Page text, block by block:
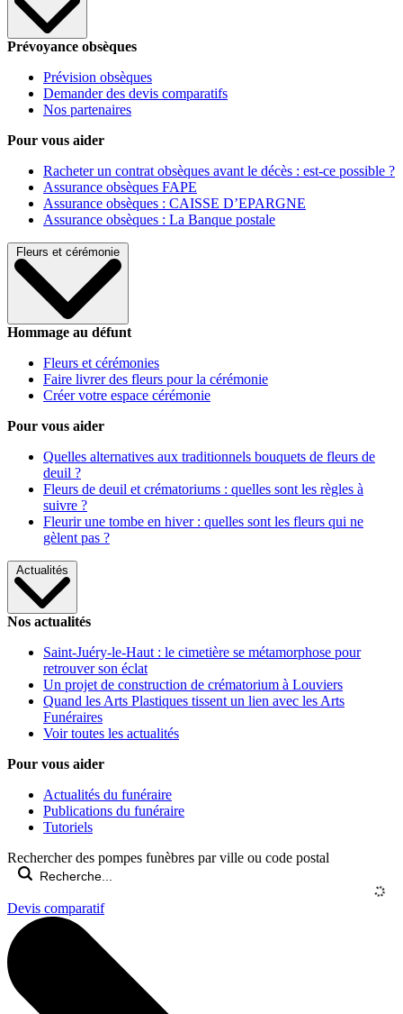
Prévoyance obsèques
Prévision obsèques
Demander des devis comparatifs
Nos partenaires
Pour vous aider
Racheter un contrat obsèques avant le décès : est-ce possible ?
Assurance obsèques FAPE
Assurance obsèques : CAISSE D’EPARGNE
Assurance obsèques : La Banque postale
Fleurs et cérémonie
Hommage au défunt
Fleurs et cérémonies
Faire livrer des fleurs pour la cérémonie
Créer votre espace cérémonie
Pour vous aider
Quelles alternatives aux traditionnels bouquets de fleurs de
deuil ?
Fleurs de deuil et crématoriums : quelles sont les règles à
suivre ?
Fleurir une tombe en hiver : quelles sont les fleurs qui ne
gèlent pas ?
Actualités
Nos actualités
Saint-Juéry-le-Haut : le cimetière se métamorphose pour
retrouver son éclat
Un projet de construction de crématorium à Louviers
Quand les Arts Plastiques tissent un lien avec les Arts
Funéraires
Voir toutes les actualités
Pour vous aider
Actualités du funéraire
Publications du funéraire
Tutoriels
Rechercher des pompes funèbres par ville ou code postal
Devis comparatif